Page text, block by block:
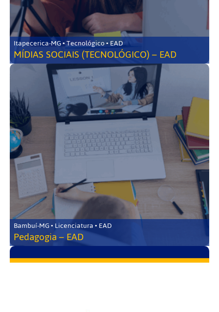
Itapecerica-MG • Tecnológico • EAD
MÍDIAS SOCIAIS (TECNOLÓGICO) – EAD
Bambuí-MG • Licenciatura • EAD
Pedagogia – EAD